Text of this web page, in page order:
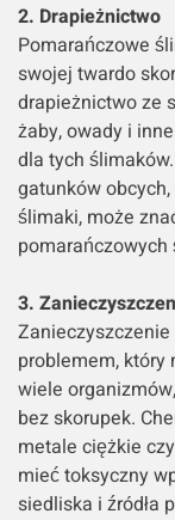
2. Drapieżnictwo
Pomarańczowe
swojej twardo
drapieżnictwo ze
żaby, owady i
dla tych
gatunków
ślimaki, może
pomarańczowych
3.
problemem, który
wiele
bez skorupek.
metale ciężkie
mieć toksyczny
siedliska i źródła